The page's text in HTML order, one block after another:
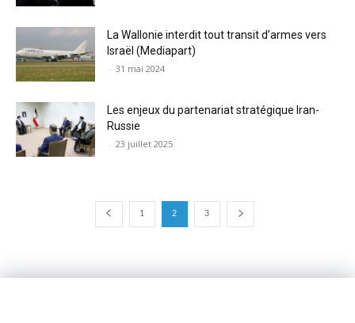
La Wallonie interdit tout transit d’armes vers
Israël (Mediapart)
- 31 mai 2024
Les enjeux du partenariat stratégique Iran-
Russie
- 23 juillet 2025
1 2 3